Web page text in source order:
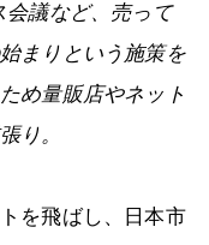
議など、売って
まりという施策を
め量販店やネット
り。
を飛ばし、日本市